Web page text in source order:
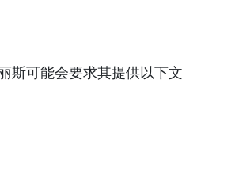
斯可能会要求其提供以下文